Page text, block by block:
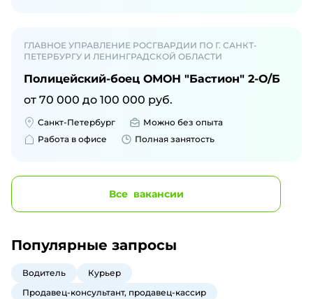
ГЛАВНОЕ УПРАВЛЕНИЕ РОСГВАРДИИ ПО Г. САНКТ-
ПЕТЕРБУРГУ И ЛЕНИНГРАДСКОЙ ОБЛАСТИ
Полицейский-боец ОМОН "Бастион" 2-О/Б
от 70 000 до 100 000 руб.
Санкт-Петербург
Можно без опыта
Работа в офисе
Полная занятость
Все вакансии
Популярные запросы
Водитель
Курьер
Продавец-консультант, продавец-кассир